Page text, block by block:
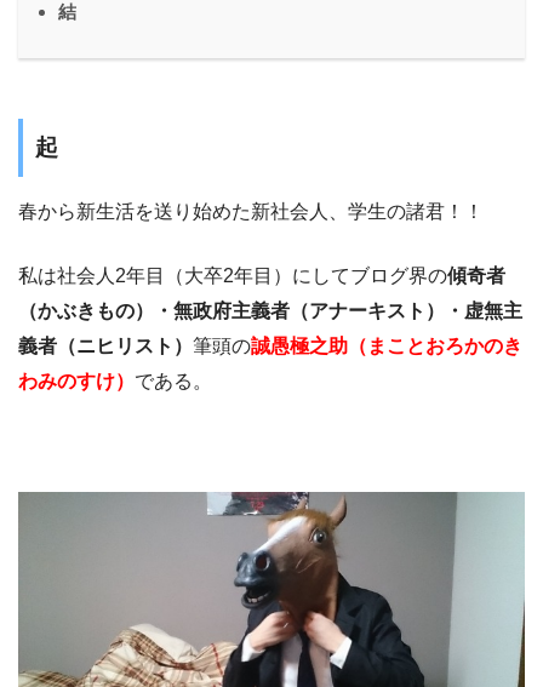
結
起
春から新生活を送り始めた新社会人、学生の諸君！！
私は社会人2年目（大卒2年目）にしてブログ界の傾奇者
（かぶきもの）・無政府主義者（アナーキスト）・虚無主
義者（ニヒリスト） 筆頭の誠愚極之助（まことおろかのき
わみのすけ） である。